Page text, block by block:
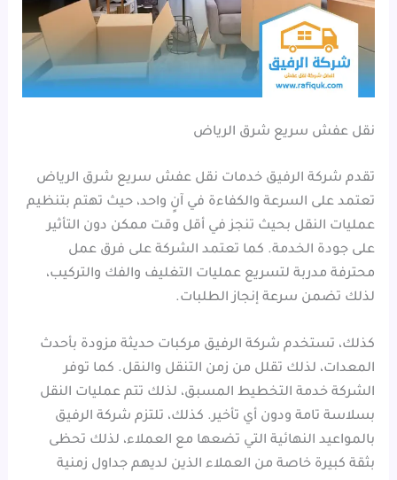
نقل عفش سريع شرق الرياض
تقدم شركة الرفيق خدمات نقل عفش سريع شرق الرياض
تعتمد على السرعة والكفاءة في آنٍ واحد، حيث تهتم بتنظيم
عمليات النقل بحيث تنجز في أقل وقت ممكن دون التأثير
على جودة الخدمة. كما تعتمد الشركة على فرق عمل
محترفة مدربة لتسريع عمليات التغليف والفك والتركيب،
لذلك تضمن سرعة إنجاز الطلبات.
كذلك، تستخدم شركة الرفيق مركبات حديثة مزودة بأحدث
المعدات، لذلك تقلل من زمن التنقل والنقل. كما توفر
الشركة خدمة التخطيط المسبق، لذلك تتم عمليات النقل
بسلاسة تامة ودون أي تأخير. كذلك، تلتزم شركة الرفيق
بالمواعيد النهائية التي تضعها مع العملاء، لذلك تحظى
بثقة كبيرة خاصة من العملاء الذين لديهم جداول زمنية